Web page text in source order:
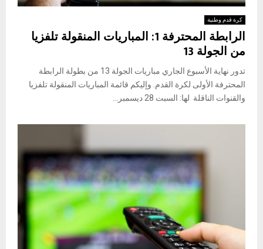
كرة قدم وطنية
الرابطة المحترفة 1: المباريات المنقولة تلفزيا
من الجولة 13
تدور نهاية الأسبوع الجاري مباريات الجولة 13 من بطولة الرابطة
المحترفة الأولى لكرة القدم. وإليكم قائمة المباريات المنقولة تلفزيا
والقنوات الناقلة لها: السبت 28 ديسمبر...